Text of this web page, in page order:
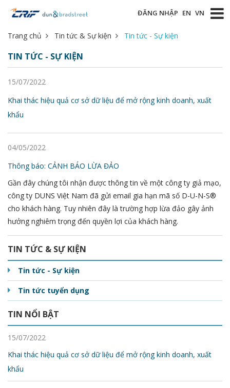
ĐĂNG NHẬP EN VN
Trang chủ Tin tức & Sự kiện Tin tức - Sự kiện
TIN TỨC - SỰ KIỆN
15/07/2022
Khai thác hiệu quả cơ sở dữ liệu để mở rộng kinh doanh, xuất
khẩu
04/05/2022
Thông báo: CẢNH BÁO LỪA ĐẢO
Gần đây chúng tôi nhận được thông tin về một công ty giả mạo,
công ty DUNS Việt Nam đã gửi email gia hạn mã số D-U-N-S®
cho khách hàng. Tuy nhiên đây là trường hợp lừa đảo gây ảnh
hưởng nghiêm trọng đến quyền lợi của khách hàng.
TIN TỨC & SỰ KIỆN
Tin tức - Sự kiện
Tin tức tuyển dụng
TIN NỔI BẬT
15/07/2022
Khai thác hiệu quả cơ sở dữ liệu để mở rộng kinh doanh, xuất
khẩu